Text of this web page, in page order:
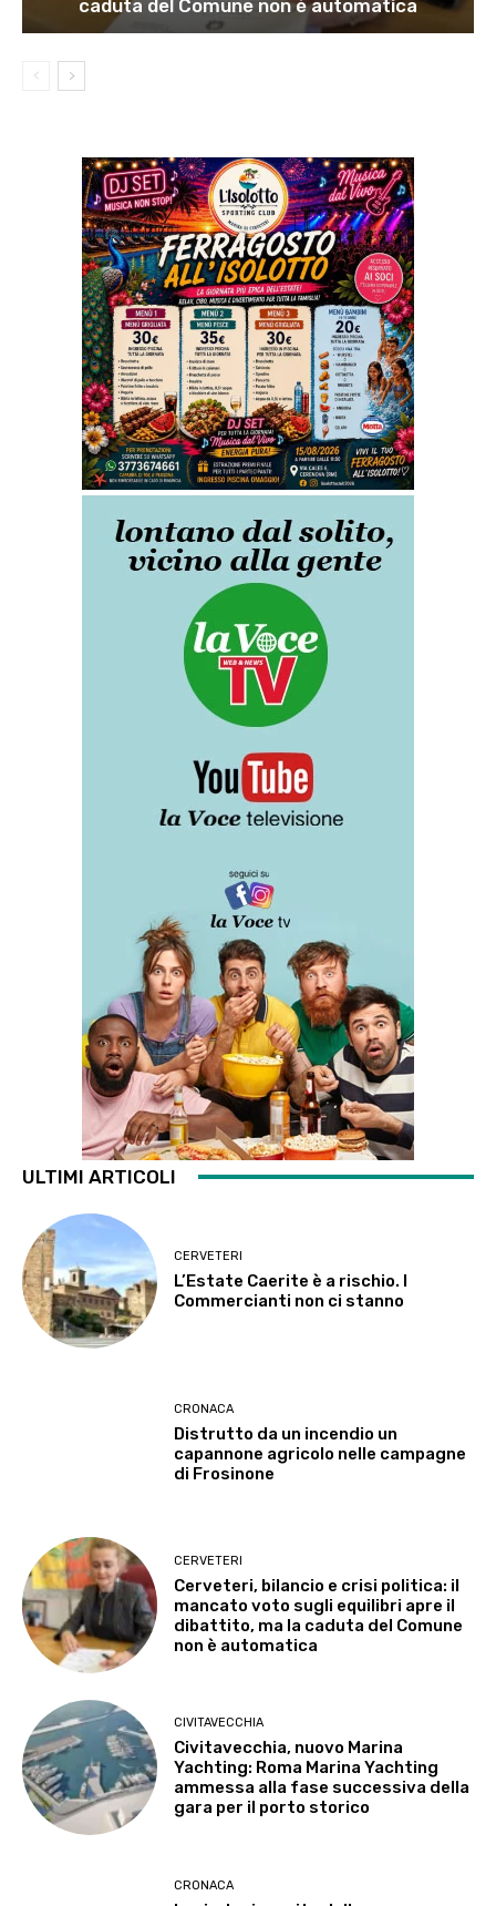
caduta del Comune non è automatica
ULTIMI ARTICOLI
CERVETERI
L’Estate Caerite è a rischio. I
Commercianti non ci stanno
CRONACA
Distrutto da un incendio un
capannone agricolo nelle campagne
di Frosinone
CERVETERI
Cerveteri, bilancio e crisi politica: il
mancato voto sugli equilibri apre il
dibattito, ma la caduta del Comune
non è automatica
CIVITAVECCHIA
Civitavecchia, nuovo Marina
Yachting: Roma Marina Yachting
ammessa alla fase successiva della
gara per il porto storico
CRONACA